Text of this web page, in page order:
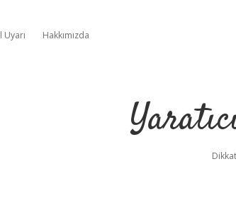
Uyarı Hakkımızda